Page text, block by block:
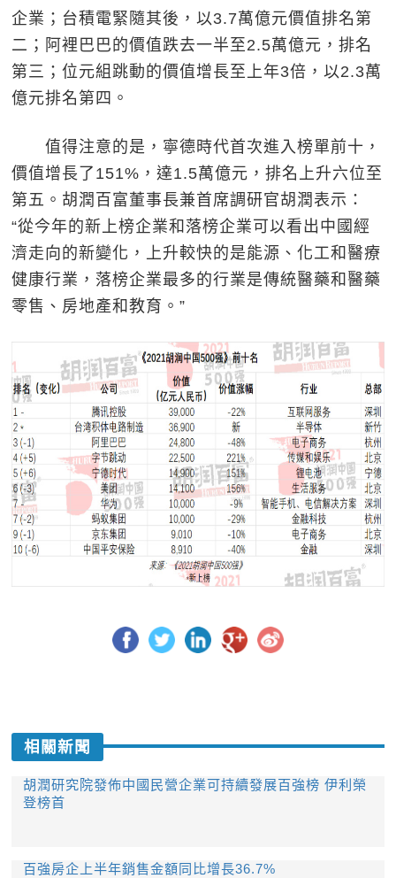
企業；台積電緊隨其後，以3.7萬億元價值排名第
二；阿裡巴巴的價值跌去一半至2.5萬億元，排名
第三；位元組跳動的價值增長至上年3倍，以2.3萬
億元排名第四。
值得注意的是，寧德時代首次進入榜單前十，
價值增長了151%，達1.5萬億元，排名上升六位至
第五。胡潤百富董事長兼首席調研官胡潤表示：
“從今年的新上榜企業和落榜企業可以看出中國經
濟走向的新變化，上升較快的是能源、化工和醫療
健康行業，落榜企業最多的行業是傳統醫藥和醫藥
零售、房地產和教育。”
相關新聞
胡潤研究院發佈中國民營企業可持續發展百強榜 伊利榮
登榜首
百強房企上半年銷售金額同比增長36.7%